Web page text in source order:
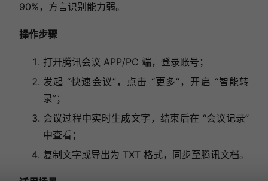
90%，方言识别能力弱。
操作步骤
打开腾讯会议 APP/PC 端，登录账号；
发起 “快速会议”，点击 “更多”，开启 “智能转
录”；
会议过程中实时生成文字，结束后在 “会议记录”
中查看；
复制文字或导出为 TXT 格式，同步至腾讯文档。